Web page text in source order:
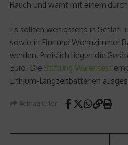
Rauch und warnt mit einem
Es sollten wenigstens in Schlaf-
sowie in Flur und Wohnzimmer
werden. Preislich liegen die
Euro. Die Stiftung Warentest
Lithium-Langzeitbatterien
Beitrag teilen